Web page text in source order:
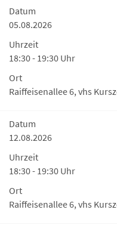
Datum
05.08.2026
Uhrzeit
18:30 - 19:30 Uhr
Ort
Raiffeisenallee 6, vhs
Datum
12.08.2026
Uhrzeit
18:30 - 19:30 Uhr
Ort
Raiffeisenallee 6, vhs